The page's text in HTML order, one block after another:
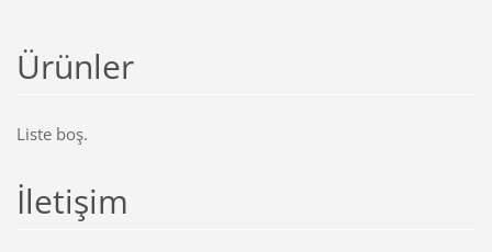
Ürünler
Liste boş.
İletişim